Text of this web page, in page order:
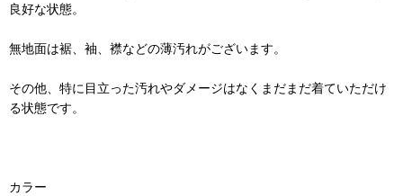
良好な状態。
無地面は裾、袖、襟などの薄汚れがございます。
その他、特に目立った汚れやダメージはなくまだまだ着ていただけ
る状態です。
カラー